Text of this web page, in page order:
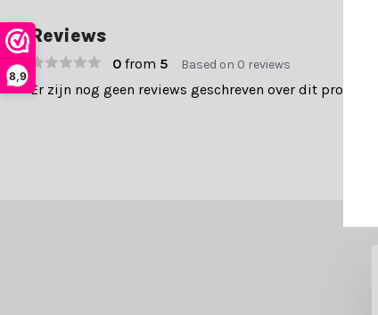
8,9
Reviews
0from 5 Based on 0 reviews
Er zijn nog geen reviews geschreven over dit product..